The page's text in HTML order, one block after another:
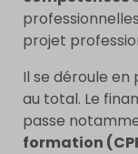
projet
Il se déroule en
au total. Le
passe
formation